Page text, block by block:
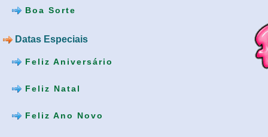
Boa Sorte
Datas Especiais
Feliz Aniversário
Feliz Natal
Feliz Ano Novo